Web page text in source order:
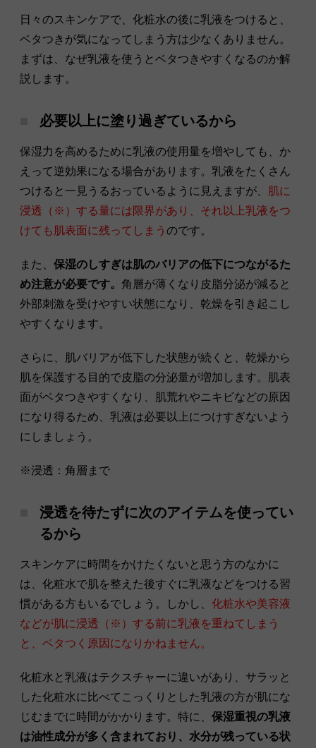
日々のスキンケアで、化粧水の後に乳液をつけると、
ベタつきが気になってしまう方は少なくありません。
まずは、なぜ乳液を使うとベタつきやすくなるのか解
説します。
必要以上に塗り過ぎているから
保湿力を高めるために乳液の使用量を増やしても、か
えって逆効果になる場合があります。乳液をたくさん
つけると一見うるおっているように見えますが、
肌に
浸透（※）する量には限界があり、それ以上乳液をつ
けても肌表面に残ってしまう のです。
また、 保湿のしすぎは肌のバリアの低下につながるた
め注意が必要です。 角層が薄くなり皮脂分泌が減ると
外部刺激を受けやすい状態になり、乾燥を引き起こし
やすくなります。
さらに、肌バリアが低下した状態が続くと、乾燥から
肌を保護する目的で皮脂の分泌量が増加します。肌表
面がベタつきやすくなり、肌荒れやニキビなどの原因
になり得るため、乳液は必要以上につけすぎないよう
にしましょう。
※浸透：角層まで
浸透を待たずに次のアイテムを使ってい
るから
スキンケアに時間をかけたくないと思う方のなかに
は、化粧水で肌を整えた後すぐに乳液などをつける習
慣がある方もいるでしょう。しかし、 化粧水や美容液
などが肌に浸透（※）する前に乳液を重ねてしまう
と、ベタつく原因になりかねません。
化粧水と乳液はテクスチャーに違いがあり、サラッと
した化粧水に比べてこっくりとした乳液の方が肌にな
じむまでに時間がかかります。特に、 保湿重視の乳液
は油性成分が多く含まれており、水分が残っている状